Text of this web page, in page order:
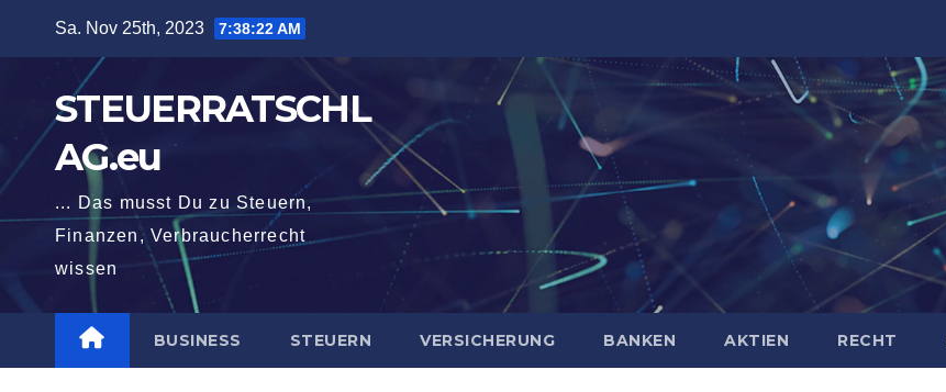
Sa. Nov 25th, 2023 7:38:23 AM
STEUERRATSCHL
AG.eu
... Das musst Du zu Steuern,
Finanzen, Verbraucherrecht
wissen
BUSINESS STEUERN VERSICHERUNG BANKEN AKTIEN RECHT